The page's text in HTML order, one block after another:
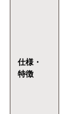
仕様・
特徴